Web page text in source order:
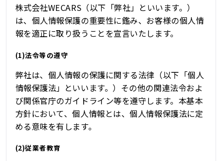
株式会社WECARS（以下「弊社」といいます。）
は、個人情報保護の重要性に鑑み、お客様の個人情
報を適正に取り扱うことを宣言いたします。
(1)法令等の遵守
弊社は、個人情報の保護に関する法律（以下「個人
情報保護法」といいます。）その他の関連法令およ
び関係官庁のガイドライン等を遵守します。本基本
方針において、個人情報とは、個人情報保護法に定
める意味を有します。
(2)従業者教育